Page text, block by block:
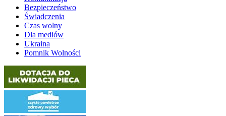
Bezpieczeństwo
Świadczenia
Czas wolny
Dla mediów
Ukraina
Pomnik Wolności